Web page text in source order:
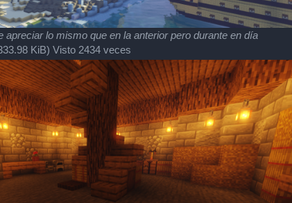
apreciar lo mismo que en la anterior pero durante en día
KiB) Visto 2434 veces